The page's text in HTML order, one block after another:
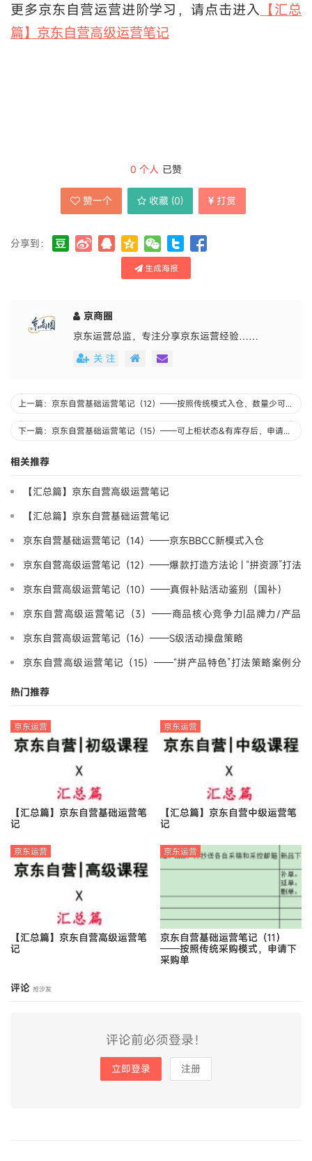
更多京东自营运营进阶学习，请点击进入 【汇总
篇】京东自营高级运营笔记
0 个人 已赞
赞一个 收藏 (0) 打赏
分享到：
生成海报
京商圈
京东运营总监，专注分享京东运营经验……
关 注
上一篇：京东自营基础运营笔记（12）——按照传统模式入仓，数量少可优先用TC
下一篇：京东自营基础运营笔记（15）——可上柜状态&有库存后，申请上柜销售
相关推荐
【汇总篇】京东自营高级运营笔记
【汇总篇】京东自营基础运营笔记
京东自营基础运营笔记（14）——京东BBCC新模式入仓
京东自营高级运营笔记（12）——爆款打造方法论 | “拼资源”打法
策略案例分享-野路子
京东自营高级运营笔记（10）——真假补贴活动鉴别（国补）
京东自营高级运营笔记（3）——商品核心竞争力|品牌力/产品
力/营销力
京东自营高级运营笔记（16）——S级活动操盘策略
京东自营高级运营笔记（15）——“拼产品特色”打法策略案例分
热门推荐
【汇总篇】京东自营基础运营笔
记
京东运营
【汇总篇】京东自营中级运营笔
记
京东运营
【汇总篇】京东自营高级运营笔
记
京东运营
京东自营基础运营笔记（11）
——按照传统采购模式，申请下
采购单
京东运营
评论 抢沙发
评论前必须登录！
立即登录 注册